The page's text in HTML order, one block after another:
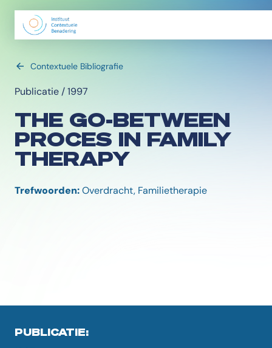
Contextuele Bibliografie
Publicatie / 1997
THE GO-BETWEEN
PROCES IN FAMILY
THERAPY
Trefwoorden:Overdracht, Familietherapie
PUBLICATIE: